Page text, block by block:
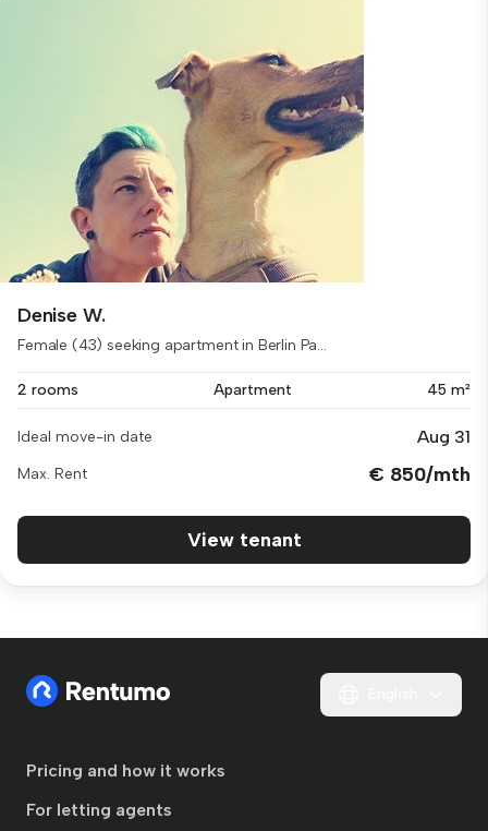
Denise W.
Female (43) seeking apartment in Berlin Pa...
2 rooms Apartment 45 m²
Ideal move-in date Aug 31
Max. Rent € 850/mth
View tenant
Pricing and how it works
For letting agents